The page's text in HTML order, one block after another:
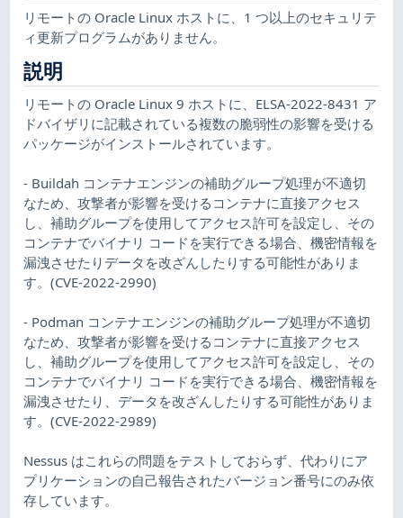
リモートの Oracle Linux ホストに、1 つ以上のセキュリテ
ィ更新プログラムがありません。
説明
リモートの Oracle Linux 9 ホストに、ELSA-2022-8431 ア
ドバイザリに記載されている複数の脆弱性の影響を受ける
パッケージがインストールされています。
- Buildah コンテナエンジンの補助グループ処理が不適切
なため、攻撃者が影響を受けるコンテナに直接アクセス
し、補助グループを使用してアクセス許可を設定し、その
コンテナでバイナリ コードを実行できる場合、機密情報を
漏洩させたりデータを改ざんしたりする可能性がありま
す。(CVE-2022-2990)
- Podman コンテナエンジンの補助グループ処理が不適切
なため、攻撃者が影響を受けるコンテナに直接アクセス
し、補助グループを使用してアクセス許可を設定し、その
コンテナでバイナリ コードを実行できる場合、機密情報を
漏洩させたり、データを改ざんしたりする可能性がありま
す。(CVE-2022-2989)
Nessus はこれらの問題をテストしておらず、代わりにア
プリケーションの自己報告されたバージョン番号にのみ依
存しています。